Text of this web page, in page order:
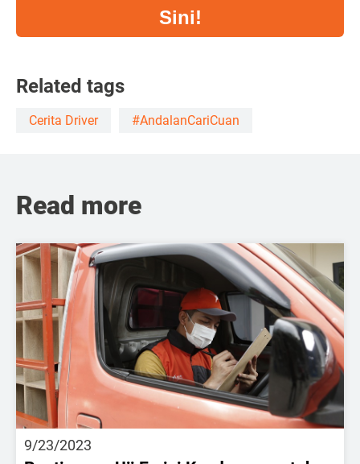
Sini!
Related tags
Cerita Driver #AndalanCariCuan
Read more
9/23/2023